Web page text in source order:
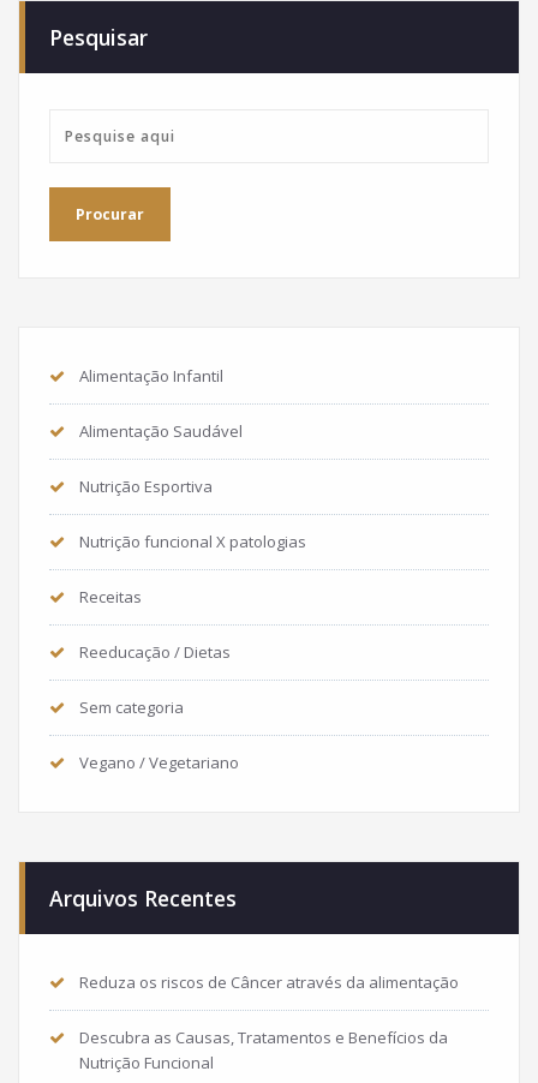
Pesquisar
Alimentação Infantil
Alimentação Saudável
Nutrição Esportiva
Nutrição funcional X patologias
Receitas
Reeducação / Dietas
Sem categoria
Vegano / Vegetariano
Arquivos Recentes
Reduza os riscos de Câncer através da alimentação
Descubra as Causas, Tratamentos e Benefícios da
Nutrição Funcional